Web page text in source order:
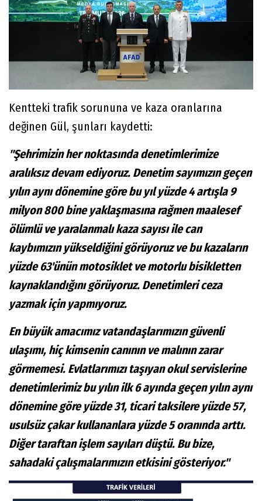
Kentteki trafik sorununa ve kaza oranlarına
değinen Gül, şunları kaydetti:
"Şehrimizin her noktasında denetimlerimize
aralıksız devam ediyoruz. Denetim sayımızın geçen
yılın aynı dönemine göre bu yıl yüzde 4 artışla 9
milyon 800 bine yaklaşmasına rağmen maalesef
ölümlü ve yaralanmalı kaza sayısı ile can
kaybımızın yükseldiğini görüyoruz ve bu kazaların
yüzde 63'ünün motosiklet ve motorlu bisikletten
kaynaklandığını görüyoruz. Denetimleri ceza
yazmak için yapmıyoruz.
En büyük amacımız vatandaşlarımızın güvenli
ulaşımı, hiç kimsenin canının ve malının zarar
görmemesi. Evlatlarımızı taşıyan okul servislerine
denetimlerimiz bu yılın ilk 6 ayında geçen yılın aynı
dönemine göre yüzde 31, ticari taksilere yüzde 57,
usulsüz çakar kullananlara yüzde 5 oranında arttı.
Diğer taraftan işlem sayıları düştü. Bu bize,
sahadaki çalışmalarımızın etkisini gösteriyor."